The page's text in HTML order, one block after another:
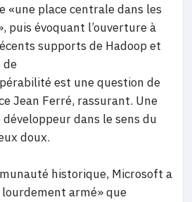
«une place centrale dans les
puis évoquant l’ouverture à
supports de Hadoop et
de
est une question de
Jean Ferré, rassurant. Une
dans le sens du
doux.
historique, Microsoft a
lourdement armé» que